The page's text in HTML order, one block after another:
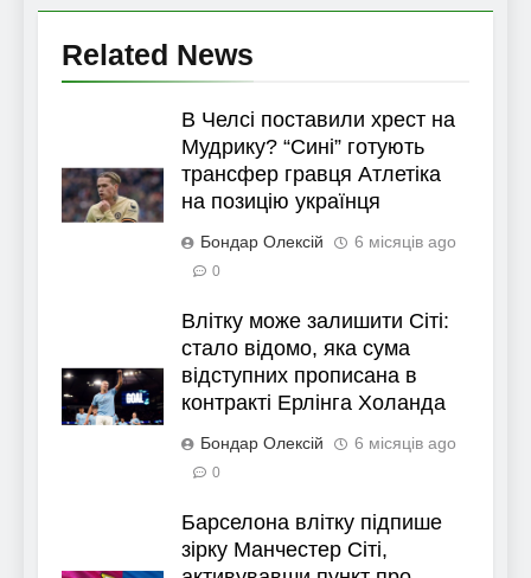
Related News
В Челсі поставили хрест на
Мудрику? “Сині” готують
трансфер гравця Атлетіка
на позицію українця
Бондар Олексій 6 місяців ago
0
Влітку може залишити Сіті:
стало відомо, яка сума
відступних прописана в
контракті Ерлінга Холанда
Бондар Олексій 6 місяців ago
0
Барселона влітку підпише
зірку Манчестер Сіті,